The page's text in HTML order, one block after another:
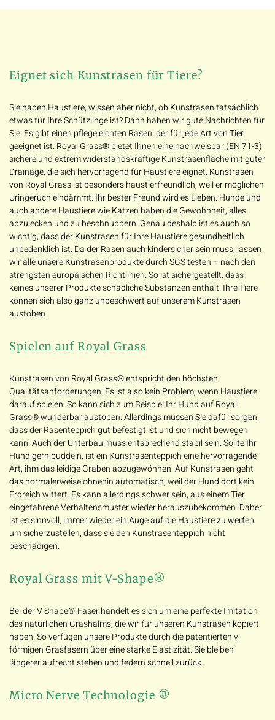
Eignet sich Kunstrasen für Tiere?
Sie haben Haustiere, wissen aber nicht, ob Kunstrasen tatsächlich
etwas für Ihre Schützlinge ist? Dann haben wir gute Nachrichten für
Sie: Es gibt einen pflegeleichten Rasen, der für jede Art von Tier
geeignet ist. Royal Grass® bietet Ihnen eine nachweisbar (EN 71-3)
sichere und extrem widerstandskräftige Kunstrasenfläche mit guter
Drainage, die sich hervorragend für Haustiere eignet. Kunstrasen
von Royal Grass ist besonders haustierfreundlich, weil er möglichen
Uringeruch eindämmt. Ihr bester Freund wird es Lieben. Hunde und
auch andere Haustiere wie Katzen haben die Gewohnheit, alles
abzulecken und zu beschnuppern. Genau deshalb ist es auch so
wichtig, dass der Kunstrasen für Ihre Haustiere gesundheitlich
unbedenklich ist. Da der Rasen auch kindersicher sein muss, lassen
wir alle unsere Kunstrasenprodukte durch SGS testen – nach den
strengsten europäischen Richtlinien. So ist sichergestellt, dass
keines unserer Produkte schädliche Substanzen enthält. Ihre Tiere
können sich also ganz unbeschwert auf unserem Kunstrasen
austoben.
Spielen auf Royal Grass
Kunstrasen von Royal Grass® entspricht den höchsten
Qualitätsanforderungen. Es ist also kein Problem, wenn Haustiere
darauf spielen. So kann sich zum Beispiel Ihr Hund auf Royal
Grass® wunderbar austoben. Allerdings müssen Sie dafür sorgen,
dass der Rasenteppich gut befestigt ist und sich nicht bewegen
kann. Auch der Unterbau muss entsprechend stabil sein. Sollte Ihr
Hund gern buddeln, ist ein Kunstrasenteppich eine hervorragende
Art, ihm das leidige Graben abzugewöhnen. Auf Kunstrasen geht
das normalerweise ohnehin automatisch, weil der Hund dort kein
Erdreich wittert. Es kann allerdings schwer sein, aus einem Tier
eingefahrene Verhaltensmuster wieder herauszubekommen. Daher
ist es sinnvoll, immer wieder ein Auge auf die Haustiere zu werfen,
um sicherzustellen, dass sie den Kunstrasenteppich nicht
beschädigen.
Royal Grass mit V-Shape®
Bei der V-Shape®-Faser handelt es sich um eine perfekte Imitation
des natürlichen Grashalms, die wir für unseren Kunstrasen kopiert
haben. So verfügen unsere Produkte durch die patentierten v-
förmigen Grasfasern über eine starke Elastizität. Sie bleiben
längerer aufrecht stehen und federn schnell zurück.
Micro Nerve Technologie ®